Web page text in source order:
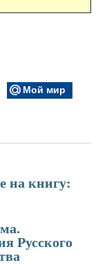
Мой мир
на книгу:
Русского